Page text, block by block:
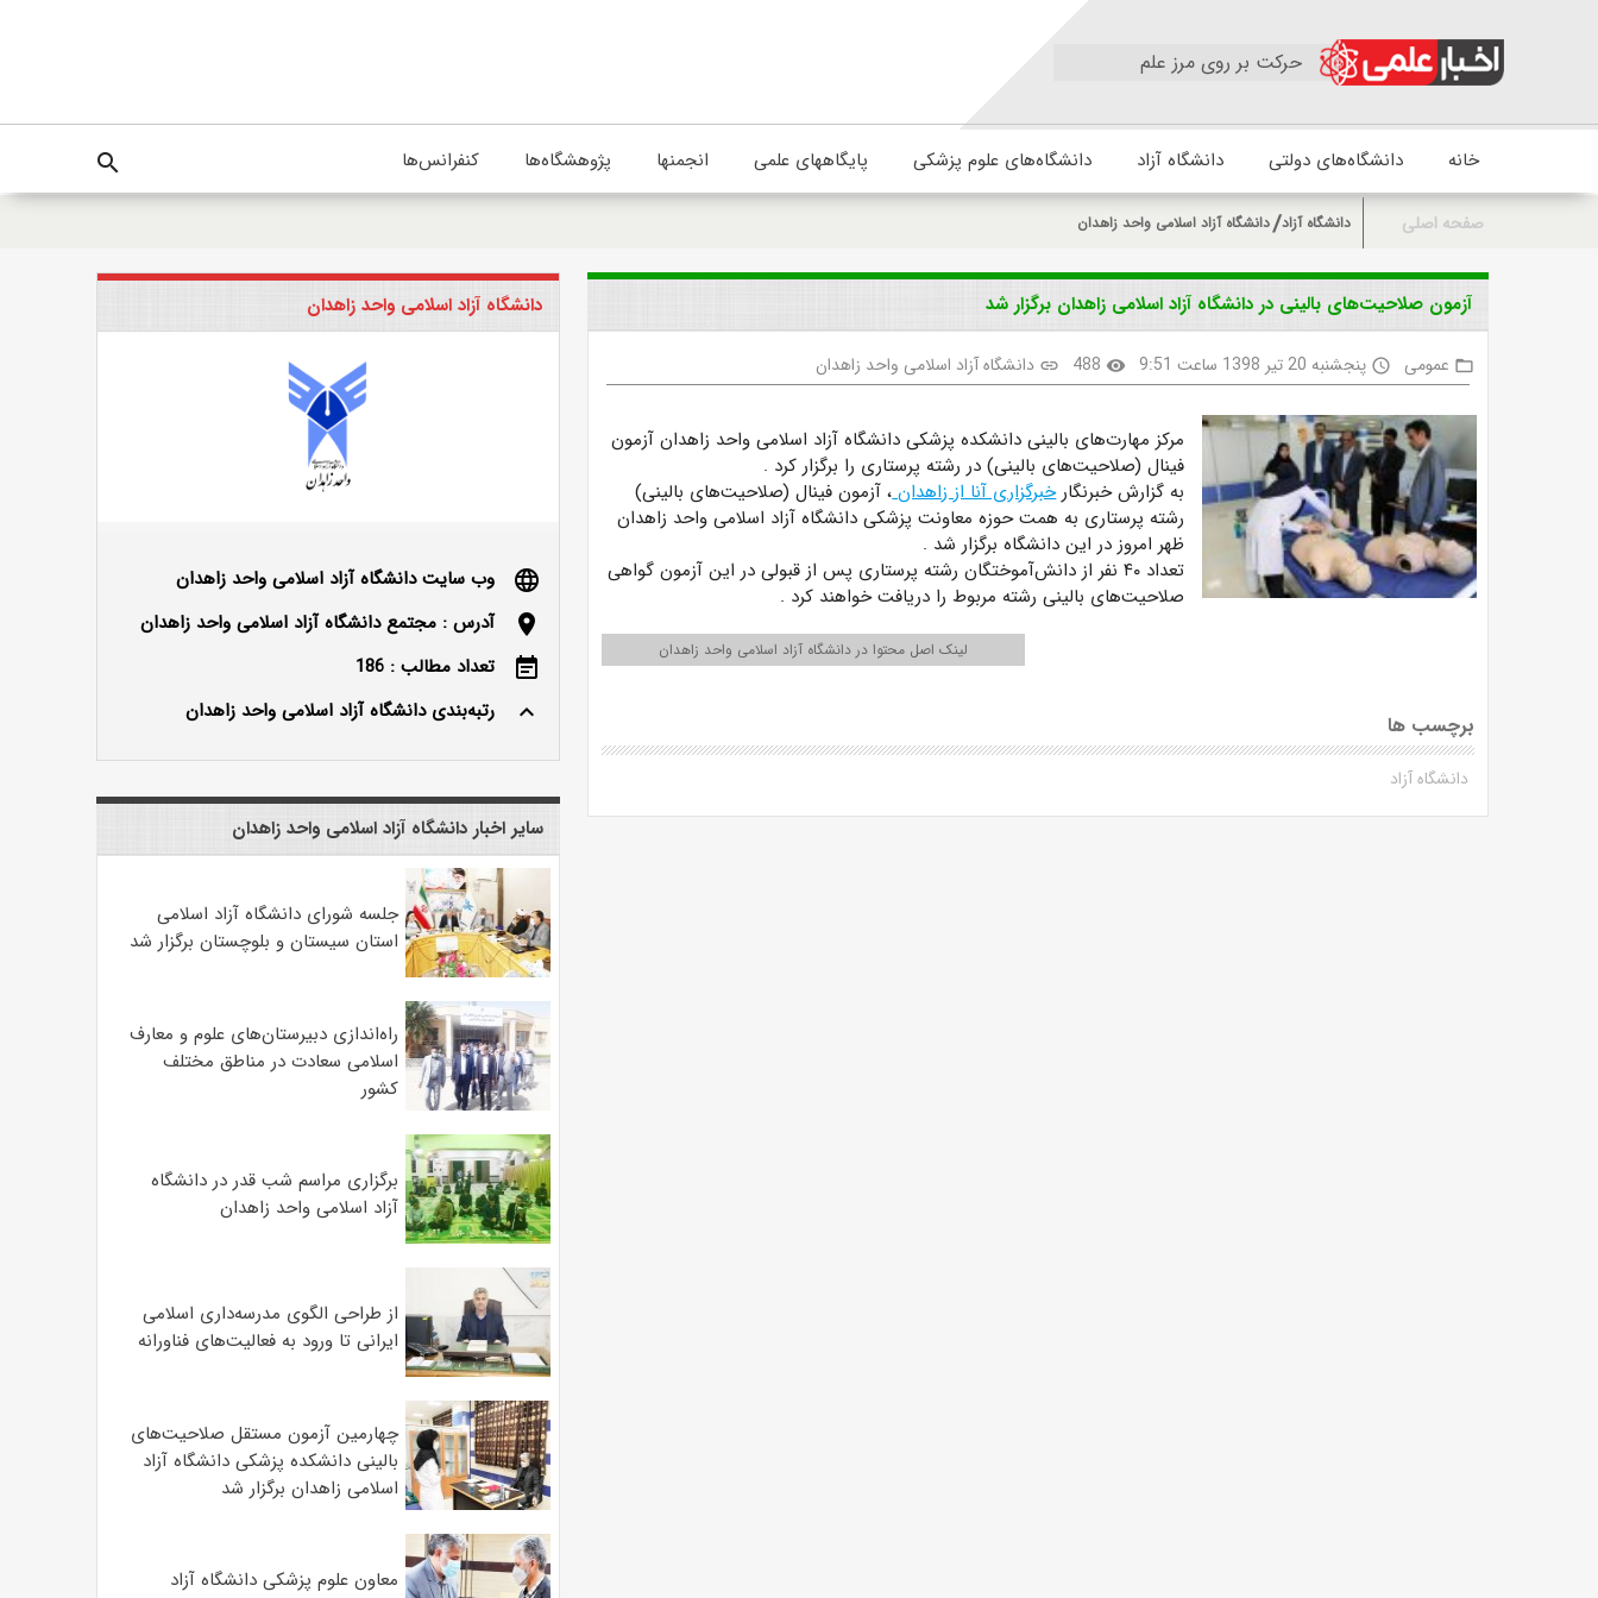
حرکت بر روی مرز علم
خانه دانشگاه‌های دولتی دانشگاه آزاد دانشگاه‌های علوم پزشکی پایگاههای علمی انجمنها پژوهشگاه‌ها کنفرانس‌ها search
صفحه اصلی دانشگاه آزاد دانشگاه آزاد اسلامی واحد زاهدان
آزمون صلاحیت‌های بالینی در دانشگاه آزاد اسلامی زاهدان برگزار شد
folder_open عمومی access_time پنجشنبه 20 تیر 1398 ساعت 9:51 visibility
488
link دانشگاه آزاد اسلامی واحد زاهدان
مرکز مهارت‌های بالینی دانشکده پزشکی دانشگاه آزاد اسلامی واحد زاهدان آزمون
فینال (صلاحیت‌های بالینی) در رشته پرستاری را برگزار کرد .
به گزارش خبرنگارخبرگزاری آنا از زاهدان، آزمون فینال (صلاحیت‌های بالینی)
رشته پرستاری به همت حوزه معاونت پزشکی دانشگاه آزاد اسلامی واحد زاهدان
ظهر امروز در این دانشگاه برگزار شد .
تعداد ۴۰ نفر از دانش‌آموختگان رشته پرستاری پس از قبولی در این آزمون گواهی
صلاحیت‌های بالینی رشته مربوط را دریافت خواهند کرد .
لینک اصل محتوا در دانشگاه آزاد اسلامی واحد زاهدان
برچسب ها
دانشگاه آزاد
دانشگاه آزاد اسلامی واحد زاهدان
language
وب سایت دانشگاه آزاد اسلامی واحد زاهدان
location_on
آدرس : مجتمع دانشگاه آزاد اسلامی واحد زاهدان
event_note
تعداد مطالب : 186
keyboard_arrow_up
رتبه‌بندی دانشگاه آزاد اسلامی واحد زاهدان
سایر اخبار دانشگاه آزاد اسلامی واحد زاهدان
جلسه شورای دانشگاه آزاد اسلامی
استان سیستان و بلوچستان برگزار شد
‌راه‌اندازی دبیرستان‌های علوم و معارف
اسلامی سعادت در مناطق مختلف
کشور
برگزاری مراسم شب قدر در دانشگاه
آزاد اسلامی واحد زاهدان
از طراحی الگوی مدرسه‌داری اسلامی
ایرانی تا ورود به فعالیت‌های فناورانه
چهارمین آزمون مستقل صلاحیت‌های
بالینی دانشکده پزشکی دانشگاه آزاد
اسلامی زاهدان برگزار شد
معاون علوم‌ پزشکی دانشگاه آزاد